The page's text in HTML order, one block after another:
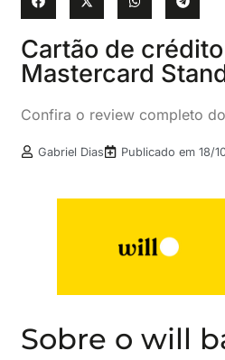
Cartão de
Mastercard
Confira o review completo
Gabriel Dias Publicado em18/
Sobre o will